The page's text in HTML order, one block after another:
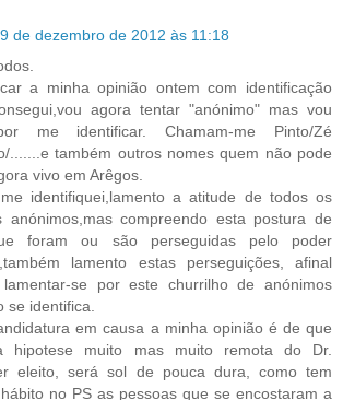
de dezembro de 2012 às 11:18
a minha opinião ontem com identificação
agora tentar "anónimo" mas vou
me identificar. Chamam-me Pinto/Zé
.......e também outros nomes quem não pode
vivo em Arêgos.
identifiquei,lamento a atitude de todos os
anónimos,mas compreendo esta postura de
foram ou são perseguidas pelo poder
lamento estas perseguições, afinal
se por este churrilho de anónimos
se identifica.
em causa a minha opinião é de que
hipotese muito mas muito remota do Dr.
eleito, será sol de pouca dura, como tem
no PS as pessoas que se encostaram a